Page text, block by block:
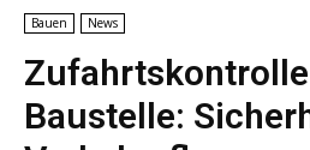
Bauen News
Baustelle: